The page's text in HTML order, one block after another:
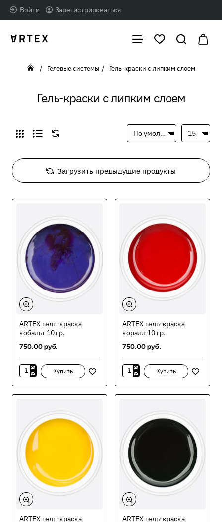
Войти Зарегистрироваться
Гель-краски с липким слоем
home
Гелевые системы Гель-краски с липким слоем
Загрузить предыдущие продукты
ARTEX гель-краска
кобальт 10 гр.
750.00 руб.
ARTEX
гель-
краска
Купить
ARTEX гель-краска
коралл 10 гр.
750.00 руб.
ARTEX
гель-
краска
Купить
ARTEX гель-краска
ARTEX гель-краска